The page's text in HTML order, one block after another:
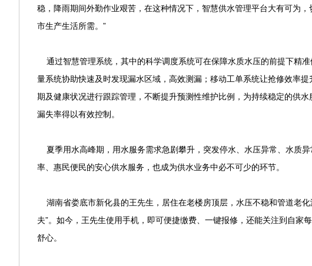
稳，降雨期间外勤作业艰苦，在这种情况下，智慧供水管理平台大有可为
市生产生活所需。”
通过智慧管理系统，其中的科学调度系统可在保障水质水压的前提下精
量系统协助快速及时发现漏水区域，高效测漏；移动工单系统让抢修效率
期及健康状况进行跟踪管理，不断提升预测性维护比例，为持续稳定的供
漏失率得以有效控制。
夏季用水高峰期，用水服务需求急剧攀升，突发停水、水压异常、水质
率、惠民便民的安心供水服务，也成为供水业务中必不可少的环节。
湖南省娄底市新化县的王先生，居住在老楼房顶层，水压不稳和管道老
夫”。如今，王先生使用手机，即可便捷缴费、一键报修，还能关注到自家
舒心。